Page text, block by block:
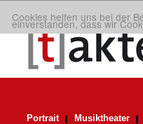
Cookies helfen uns bei der
einverstanden, dass wir
Portrait Musiktheater